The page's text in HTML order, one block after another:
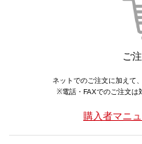
ご
ネットでのご注文に加えて
※電話・FAXでのご注文は
購入者マニ